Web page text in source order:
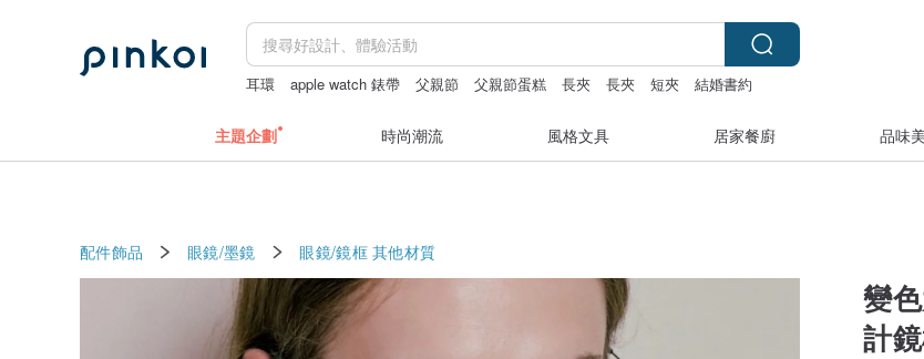
耳環 apple watch 錶帶 父親節 父親節蛋糕 長夾 長夾 短夾 結婚書約
主題企劃 時尚潮流 風格文具 居家餐廚 品味
配件飾品 眼鏡/墨鏡 眼鏡/鏡框 其他材質
變
計